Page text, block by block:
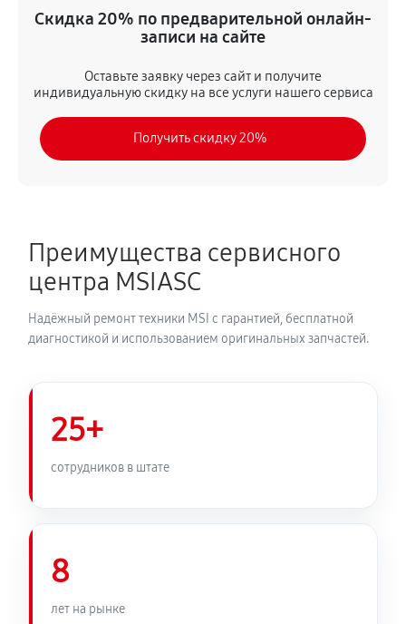
Скидка 20% по предварительной онлайн-
записи на сайте
Оставьте заявку через сайт и получите
индивидуальную скидку на все услуги нашего сервиса
Получить скидку 20%
Преимущества сервисного
центра MSIASC
Надёжный ремонт техники MSI с гарантией, бесплатной
диагностикой и использованием оригинальных запчастей.
25+
сотрудников в штате
8
лет на рынке